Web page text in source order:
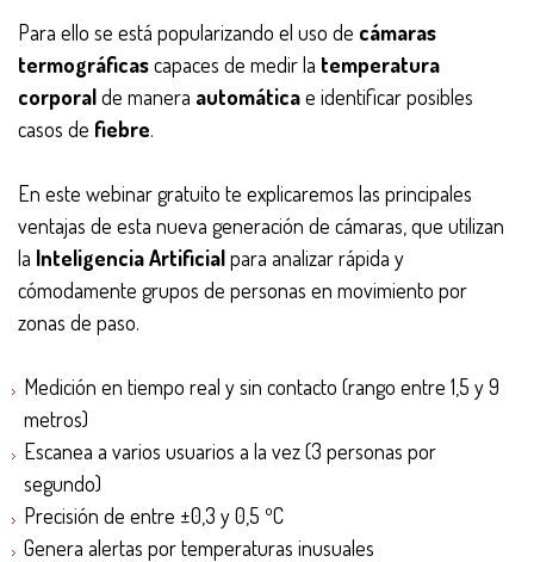
Para ello se está popularizando el uso de cámaras
termográficascapaces de medir la temperatura
corporalde manera automáticae identificar posibles
casos de fiebre.
En este webinar gratuito te explicaremos las principales
ventajas de esta nueva generación de cámaras, que utilizan
la Inteligencia Artificialpara analizar rápida y
cómodamente grupos de personas en movimiento por
zonas de paso.
Medición en tiempo real y sin contacto (rango entre 1,5 y 9
metros)
Escanea a varios usuarios a la vez (3 personas por
segundo)
Precisión de entre ±0,3 y 0,5 ºC
Genera alertas por temperaturas inusuales